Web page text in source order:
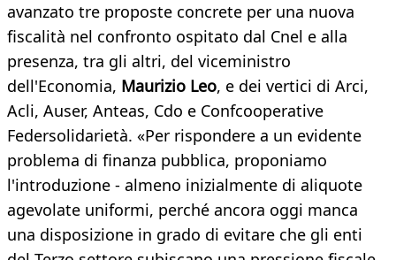
avanzato tre proposte concrete per una nuova
fiscalità nel confronto ospitato dal Cnel e alla
presenza, tra gli altri, del viceministro
dell'Economia, Maurizio Leo, e dei vertici di Arci,
Acli, Auser, Anteas, Cdo e Confcooperative
Federsolidarietà. «Per rispondere a un evidente
problema di finanza pubblica, proponiamo
l'introduzione - almeno inizialmente di aliquote
agevolate uniformi, perché ancora oggi manca
una disposizione in grado di evitare che gli enti